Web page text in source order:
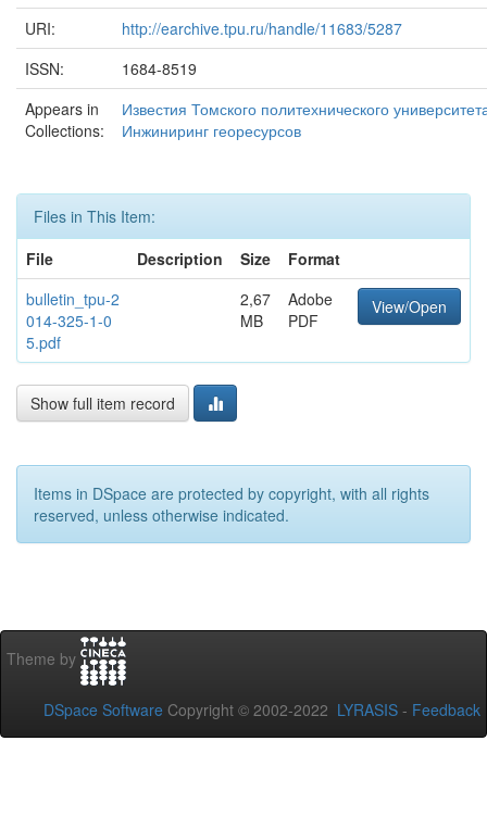
URI:
http://earchive.tpu.ru/handle/11683/5287
ISSN:
1684-8519
Appears in
Collections:
Известия Томского политехнического
Инжиниринг георесурсов
Files in This Item:
File
Description Size
Format
bulletin_tpu-2
014-325-1-0
5.pdf
2,67
MB
Adobe
PDF
View/Open
Show full item record
Items in DSpace are protected by copyright, with all rights
reserved, unless otherwise indicated.
Theme by
DSpace Software Copyright © 2002-2022 LYRASIS - Feedback